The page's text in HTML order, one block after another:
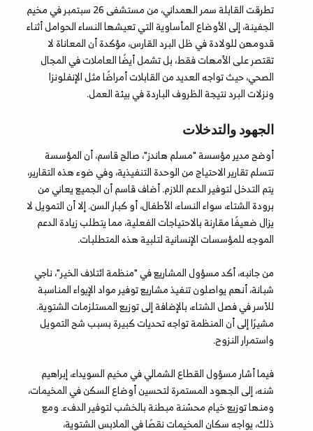
تطرقت القابلة سمر الهمداني، من مستشفى 26 سبتمبر في مخيم
الجفينة، إلى الأوضاع المأساوية التي تعيشها النساء الحوامل أثناء
قدومهن للولادة في ظل البرد القارس، مؤكدة أن المعاناة لا
تقتصر على الأمهات فقط، بل تشمل أيضًا العاملات في المجال
الصحي، حيث تواجه العديد من القابلات أمراضًا مثل الإنفلونزا
ونزلات البرد نتيجة الظروف الباردة في بيئة العمل.
الجهود والتدخلات
أوضح مدير مؤسسة "مسلم هاندز"، صالح قاسم، أن المؤسسة
تتسلم تقارير الاحتياج من الوحدة التنفيذية، وفي ضوء هذه التقارير،
يتم التدخل لتوفير الدعم اللازم. أضاف قاسم أن الجميع يعاني من
برودة الشتاء، سواء النساء، الأطفال، أو كبار السن. إلا أن التمويل لا
يزال ضعيفًا مقارنة بالاحتياجات الفعلية، مما يتطلب زيادة الدعم
الموجه للمؤسسات الإنسانية لتلبية هذه المتطلبات.
من جانبه، أكد مسؤول المشاريع في "منظمة ائتلاف الخير"، ناجي
شبانة، أنهم يواصلون تنفيذ مشاريع توفير مواد الإيواء المناسبة
للأسر في فصل الشتاء، بالإضافة إلى توزيع المستلزمات الشتوية.
مشيرًا إلى أن المنظمة تواجه تحديات كبيرة بسبب شح التمويل
واستمرار النزوح.
فيما أشار مسؤول القطاع الشمالي في مخيم السويداء، إبراهيم
شنه، إلى الجهود المستمرة لتحسين أوضاع السكن في المخيمات،
ومنها توزيع خيام محسّنة مبطنة بالخشب لتوفير الدفء. ومع
ذلك، يواجه سكان المخيمات نقصًا في الملابس الشتوية،